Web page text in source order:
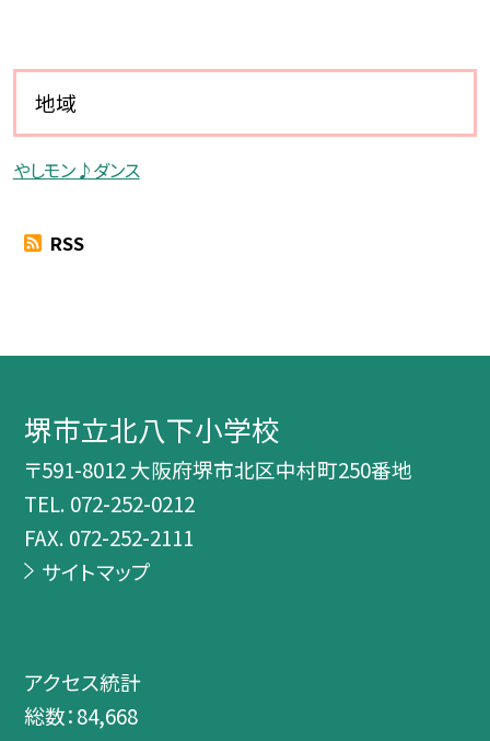
地域
やしモン♪ダンス
RSS
堺市立北八下小学校
〒591-8012 大阪府堺市北区中村町250番地
TEL. 072-252-0212
FAX. 072-252-2111
サイトマップ
アクセス統計
総数：84,668